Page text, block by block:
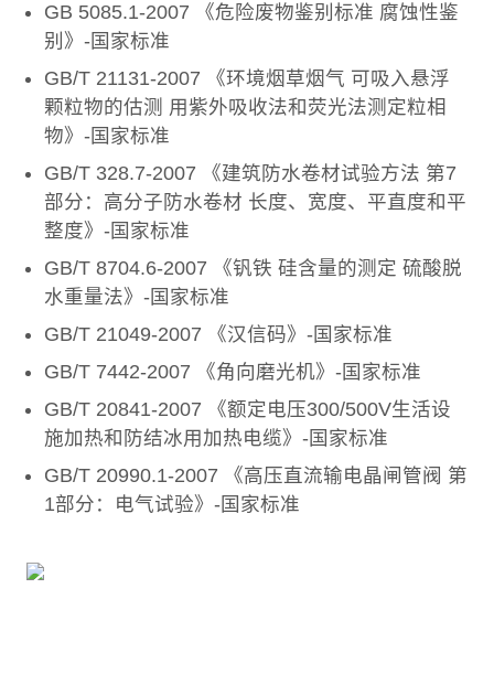
GB 5085.1-2007 《危险废物鉴别标准 腐蚀性鉴
别》-国家标准
GB/T 21131-2007 《环境烟草烟气 可吸入悬浮
颗粒物的估测 用紫外吸收法和荧光法测定粒相
物》-国家标准
GB/T 328.7-2007 《建筑防水卷材试验方法 第7
部分：高分子防水卷材 长度、宽度、平直度和平
整度》-国家标准
GB/T 8704.6-2007 《钒铁 硅含量的测定 硫酸脱
水重量法》-国家标准
GB/T 21049-2007 《汉信码》-国家标准
GB/T 7442-2007 《角向磨光机》-国家标准
GB/T 20841-2007 《额定电压300/500V生活设
施加热和防结冰用加热电缆》-国家标准
GB/T 20990.1-2007 《高压直流输电晶闸管阀 第
1部分：电气试验》-国家标准